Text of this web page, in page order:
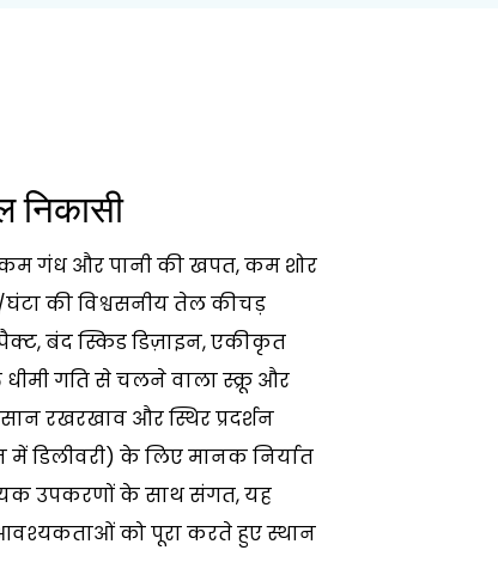
निकासी
कम गंध और पानी की खपत, कम शोर
की विश्वसनीय तेल कीचड़
बंद स्किड डिज़ाइन, एकीकृत
गति से चलने वाला स्क्रू और
रखरखाव और स्थिर प्रदर्शन
में डिलीवरी) के लिए मानक निर्यात
उपकरणों के साथ संगत, यह
को पूरा करते हुए स्थान